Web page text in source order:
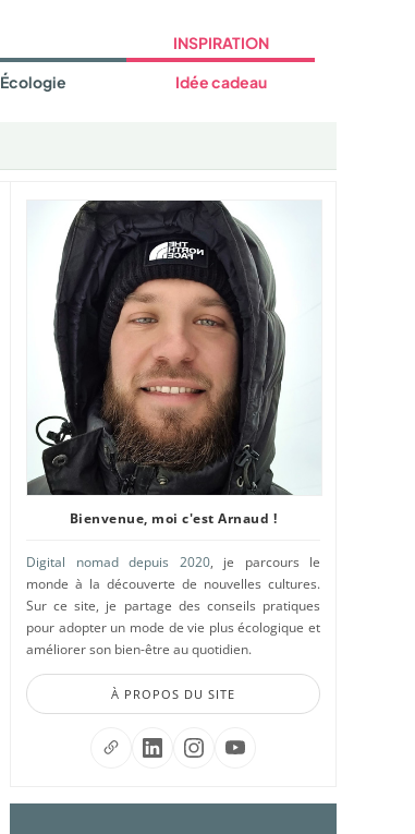
Écologie
INSPIRATION
Idée cadeau
Bienvenue, moi c'est Arnaud !
Digital nomad depuis 2020, je parcours le
monde à la découverte de nouvelles cultures.
Sur ce site, je partage des conseils pratiques
pour adopter un mode de vie plus écologique et
améliorer son bien-être au quotidien.
À PROPOS DU SITE